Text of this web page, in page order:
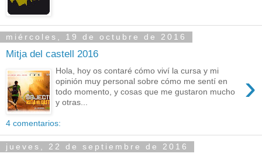
miércoles, 19 de octubre de 2016
Mitja del castell 2016
›
Hola, hoy os contaré cómo viví la cursa y mi
opinión muy personal sobre cómo me sentí en
todo momento, y cosas que me gustaron mucho
y otras...
4 comentarios:
jueves, 22 de septiembre de 2016